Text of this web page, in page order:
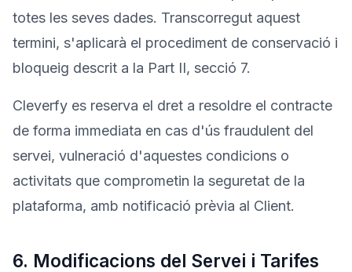
totes les seves dades. Transcorregut aquest
termini, s'aplicarà el procediment de conservació i
bloqueig descrit a la Part II, secció 7.
Cleverfy es reserva el dret a resoldre el contracte
de forma immediata en cas d'ús fraudulent del
servei, vulneració d'aquestes condicions o
activitats que comprometin la seguretat de la
plataforma, amb notificació prèvia al Client.
6. Modificacions del Servei i Tarifes